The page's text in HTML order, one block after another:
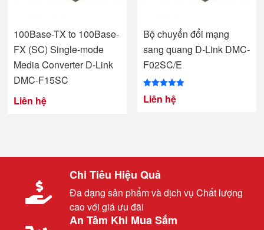
100Base-TX to 100Base-
FX (SC) Single-mode
Media Converter D-Link
DMC-F15SC
Liên hệ
Bộ chuyển đổi mạng
sang quang D-Link DMC-
F02SC/E
hạng
Liên hệ
Chi Tiêu Hiệu Quả
Đa dạng sản phẩm và dịch vụ Chất lượng
cao với giá ưu đãi
An Tâm Khi Mua Sắm